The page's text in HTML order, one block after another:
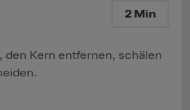
2 Min
den Kern entfernen, schälen